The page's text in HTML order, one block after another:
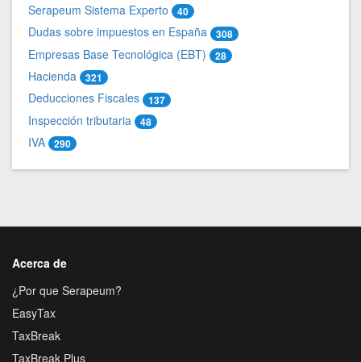
Serapeum Sistema Experto 40
Dudas sobre impuestos en España 308
Empresas Base Tecnológica (EBT) 28
Hacienda 321
Deducciones Fiscales 137
Inspección tributaria 48
IVA 290
Acerca de
¿Por que Serapeum?
EasyTax
TaxBreak
TaxBreak Plus